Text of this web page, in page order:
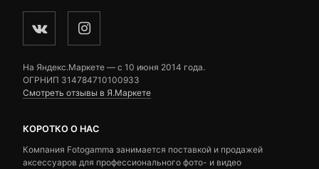
На Яндекс.Маркете — c 10 июня 2014 года.
ОГРНИП 314784710100933
Смотреть отзывы в Я.Маркете
КОРОТКО О НАС
Компания Fotogamma занимается поставкой и продажей
аксессуаров для профессионального фото- и видео